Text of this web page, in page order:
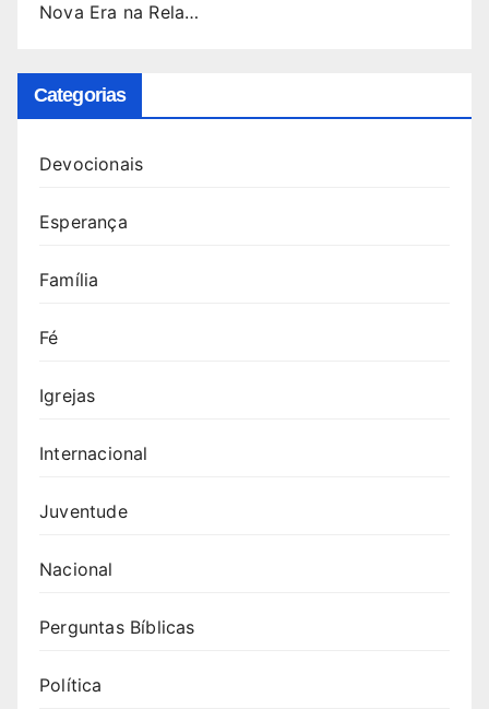
Nova Era na Rela…
Categorias
Devocionais
Esperança
Família
Fé
Igrejas
Internacional
Juventude
Nacional
Perguntas Bíblicas
Política